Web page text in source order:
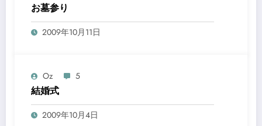
お墓参り
2009年10月11日
Oz 5
結婚式
2009年10月4日